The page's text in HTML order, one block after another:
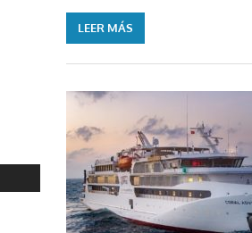
LEER MÁS